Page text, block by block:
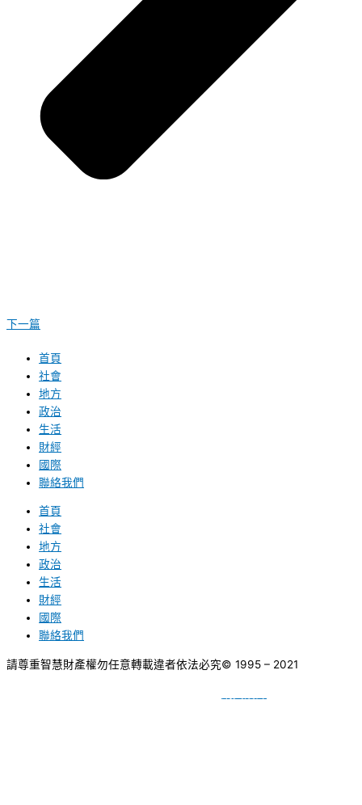
下一篇
首頁
社會
地方
政治
生活
財經
國際
聯絡我們
首頁
社會
地方
政治
生活
財經
國際
聯絡我們
請尊重智慧財產權勿任意轉載違者依法必究© 1995 – 2021